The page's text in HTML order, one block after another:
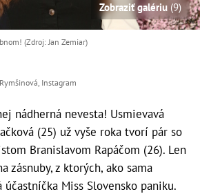
Zobraziť galériu (9)
(Zdroj: Jan Zemiar)
Instagram
nádherná nevesta! Usmievavá
(25) už vyše roka tvorí pár so
Branislavom Rapáčom (26). Len
zásnuby, z ktorých, ako sama
účastníčka Miss Slovensko paniku.